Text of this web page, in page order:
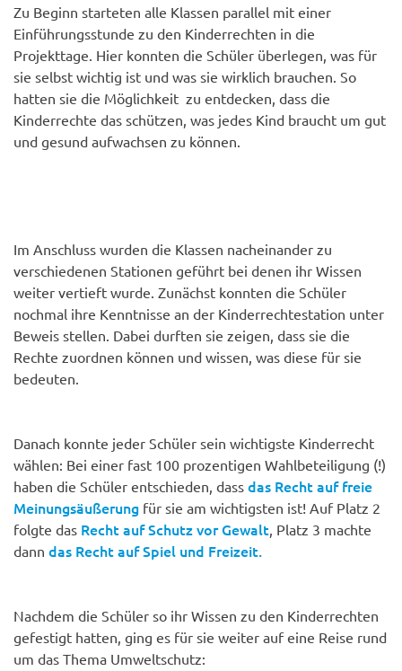
Zu Beginn starteten alle Klassen parallel mit einer
Einführungsstunde zu den Kinderrechten in die
Projekttage. Hier konnten die Schüler überlegen, was für
sie selbst wichtig ist und was sie wirklich brauchen. So
hatten sie die Möglichkeit zu entdecken, dass die
Kinderrechte das schützen, was jedes Kind braucht um gut
und gesund aufwachsen zu können.
Im Anschluss wurden die Klassen nacheinander zu
verschiedenen Stationen geführt bei denen ihr Wissen
weiter vertieft wurde. Zunächst konnten die Schüler
nochmal ihre Kenntnisse an der Kinderrechtestation unter
Beweis stellen. Dabei durften sie zeigen, dass sie die
Rechte zuordnen können und wissen, was diese für sie
bedeuten.
Danach konnte jeder Schüler sein wichtigste Kinderrecht
wählen: Bei einer fast 100 prozentigen Wahlbeteiligung (!)
haben die Schüler entschieden, dass das Recht auf freie
Meinungsäußerung für sie am wichtigsten ist! Auf Platz 2
folgte das Recht auf Schutz vor Gewalt, Platz 3 machte
dann das Recht auf Spiel und Freizeit.
Nachdem die Schüler so ihr Wissen zu den Kinderrechten
gefestigt hatten, ging es für sie weiter auf eine Reise rund
um das Thema Umweltschutz: